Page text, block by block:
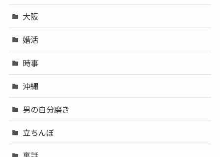
大阪
婚活
時事
沖縄
男の自分磨き
立ちんぼ